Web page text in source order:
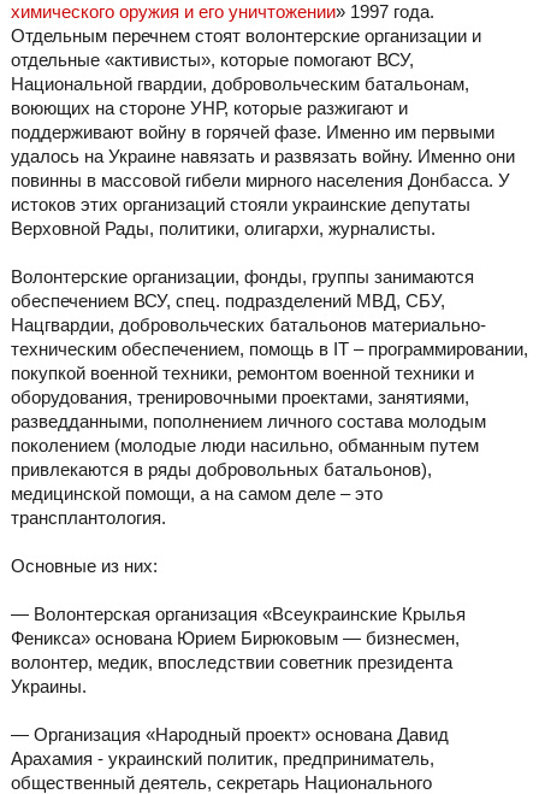
химического оружия и его уничтожении» 1997 года.
Отдельным перечнем стоят волонтерские организации и
отдельные «активисты», которые помогают ВСУ,
Национальной гвардии, добровольческим батальонам,
воюющих на стороне УНР, которые разжигают и
поддерживают войну в горячей фазе. Именно им первыми
удалось на Украине навязать и развязать войну. Именно они
повинны в массовой гибели мирного населения Донбасса. У
истоков этих организаций стояли украинские депутаты
Верховной Рады, политики, олигархи, журналисты.
Волонтерские организации, фонды, группы занимаются
обеспечением ВСУ, спец. подразделений МВД, СБУ,
Нацгвардии, добровольческих батальонов материально-
техническим обеспечением, помощь в IT – программировании,
покупкой военной техники, ремонтом военной техники и
оборудования, тренировочными проектами, занятиями,
разведданными, пополнением личного состава молодым
поколением (молодые люди насильно, обманным путем
привлекаются в ряды добровольных батальонов),
медицинской помощи, а на самом деле – это
трансплантология.
Основные из них:
— Волонтерская организация «Всеукраинские Крылья
Феникса» основана Юрием Бирюковым — бизнесмен,
волонтер, медик, впоследствии советник президента
Украины.
— Организация «Народный проект» основана Давид
Арахамия - украинский политик, предприниматель,
общественный деятель, секретарь Национального